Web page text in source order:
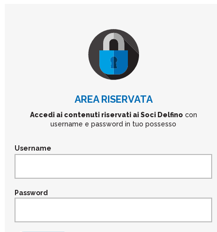
AREA RISERVATA
Accedi ai contenuti riservati ai Soci Delfino con
username e password in tuo possesso
Username
Password